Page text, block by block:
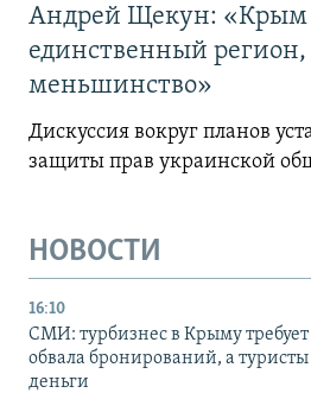
Андрей Щекун: «Крым
единственный
меньшинство»
Дискуссия вокруг планов
защиты прав украинской
НОВОСТИ
16:10
СМИ: турбизнес в Крыму
обвала бронирований, а туристы
деньги